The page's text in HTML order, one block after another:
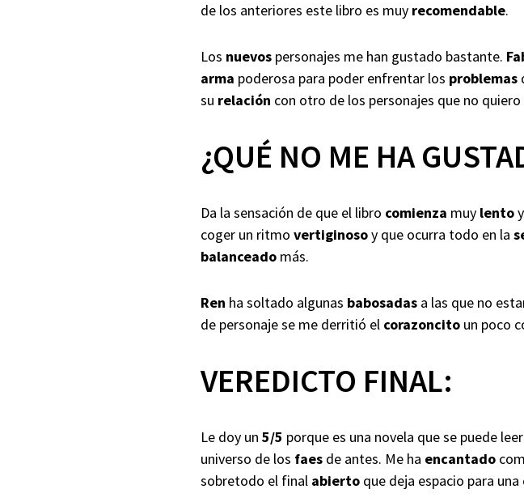
de los anteriores este libro es muy recomendable.
Los nuevos personajes me han gustado bastante.
arma poderosa para poder enfrentar los problemas
su relación con otro de los personajes que no
¿QUÉ NO ME HA
Da la sensación de que el libro comienza muy lento
coger un ritmovertiginosoy que ocurra todo en la
balanceado más.
Ren ha soltado algunas babosadas a las que no
de personaje se me derritió el corazoncito un poco
VEREDICTO FINAL:
Le doy un5/5 porque es una novela que se puede leer
universo de los faes de antes. Me ha encantado
sobretodo el final abierto que deja espacio para